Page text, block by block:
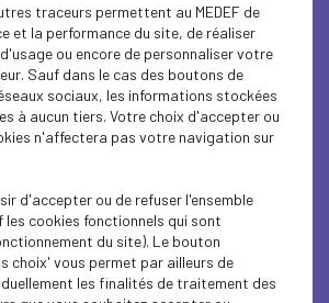
RSE : Journée
des AT/MP |
|
traceurs permettent au MEDEF de
et la performance du site, de réaliser
ou encore de personnaliser votre
Sauf dans le cas des boutons de
sociaux, les informations stockées
à aucun tiers. Votre choix d'accepter ou
n'affectera pas votre navigation sur
d'accepter ou de refuser l'ensemble
les cookies fonctionnels qui sont
du site). Le bouton
choix' vous permet par ailleurs de
les finalités de traitement des